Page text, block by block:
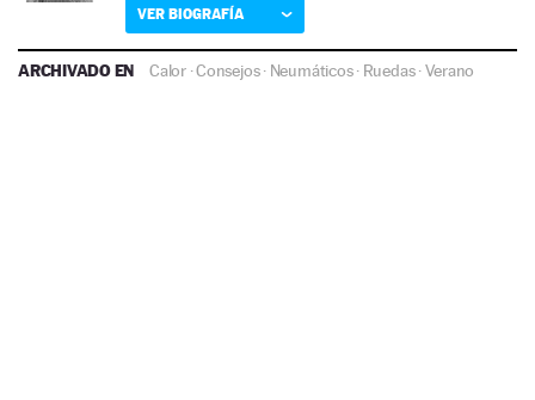
VER BIOGRAFÍA
ARCHIVADO EN Calor·Consejos· Neumáticos· Ruedas·Verano